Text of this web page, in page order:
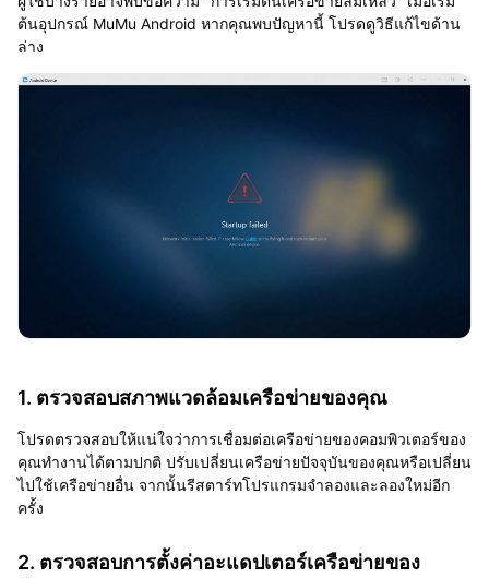
ต้นอุปกรณ์ MuMu Android หากคุณพบปัญหานี้ โปรดดูวิธีแก้ไขด้าน
ล่าง
1. ตรวจสอบสภาพแวดล้อมเครือข่ายของคุณ
โปรดตรวจสอบให้แน่ใจว่าการเชื่อมต่อเครือข่ายของคอมพิวเตอร์ของ
คุณทำงานได้ตามปกติ ปรับเปลี่ยนเครือข่ายปัจจุบันของคุณหรือเปลี่ยน
ไปใช้เครือข่ายอื่น จากนั้นรีสตาร์ทโปรแกรมจำลองและลองใหม่อีก
ครั้ง
2. ตรวจสอบการตั้งค่าอะแดปเตอร์เครือข่ายของ